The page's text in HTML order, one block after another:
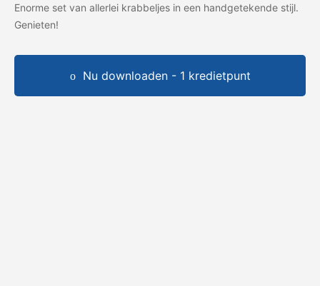
Enorme set van allerlei krabbeljes in een handgetekende stijl.
Genieten!
Nu downloaden - 1 kredietpunt